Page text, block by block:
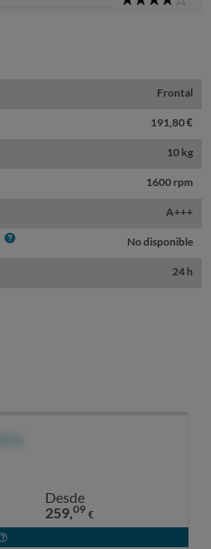
Frontal
191,80 €
10 kg
1600 rpm
A+++
Info No disponible
24 h
Desde
259,09 €